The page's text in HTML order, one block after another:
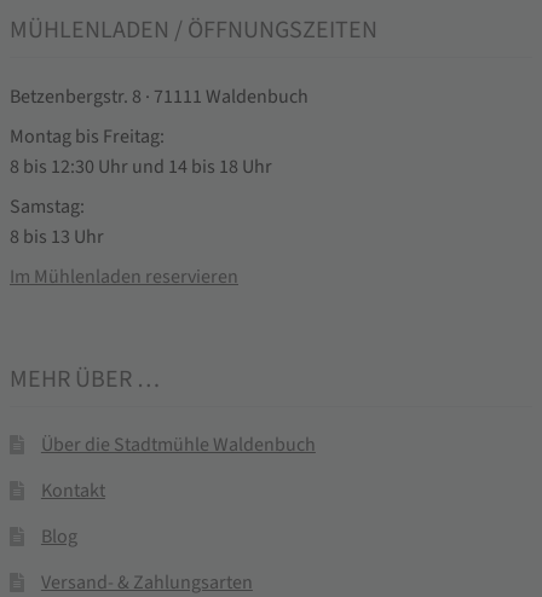
MÜHLENLADEN / ÖFFNUNGSZEITEN
Betzenbergstr. 8 · 71111 Waldenbuch
Montag bis Freitag:
8 bis 12:30 Uhr und 14 bis 18 Uhr
Samstag:
8 bis 13 Uhr
Im Mühlenladen reservieren
MEHR ÜBER …
Über die Stadtmühle Waldenbuch
Kontakt
Blog
Versand- & Zahlungsarten